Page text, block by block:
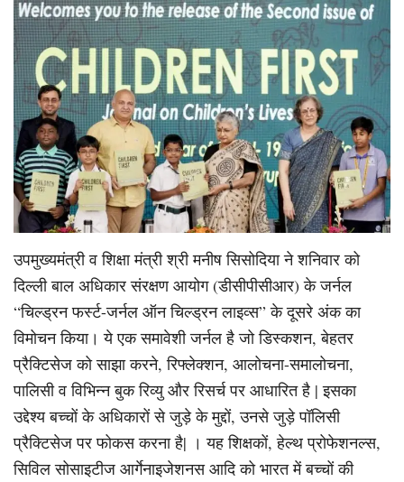
उपमुख्यमंत्री व शिक्षा मंत्री श्री मनीष सिसोदिया ने शनिवार को
दिल्ली बाल अधिकार संरक्षण आयोग (डीसीपीसीआर) के जर्नल
“चिल्ड्रन फर्स्ट-जर्नल ऑन चिल्ड्रन लाइव्स” के दूसरे अंक का
विमोचन किया। ये एक समावेशी जर्नल है जो डिस्कशन, बेहतर
प्रैक्टिसेज को साझा करने, रिफ्लेक्शन, आलोचना-समालोचना,
पालिसी व विभिन्न बुक रिव्यु और रिसर्च पर आधारित है | इसका
उद्देश्य बच्चों के अधिकारों से जुड़े के मुद्दों, उनसे जुड़े पॉलिसी
प्रैक्टिसेज पर फोकस करना है| । यह शिक्षकों, हेल्थ प्रोफेशनल्स,
सिविल सोसाइटीज आर्गेनाइजेशनस आदि को भारत में बच्चों की